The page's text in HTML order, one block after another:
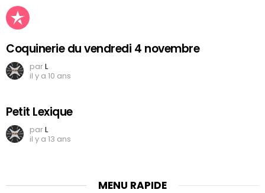
Coquinerie du vendredi 4 novembre
parL
il y a 10 ans
Petit Lexique
parL
il y a 13 ans
MENU RAPIDE